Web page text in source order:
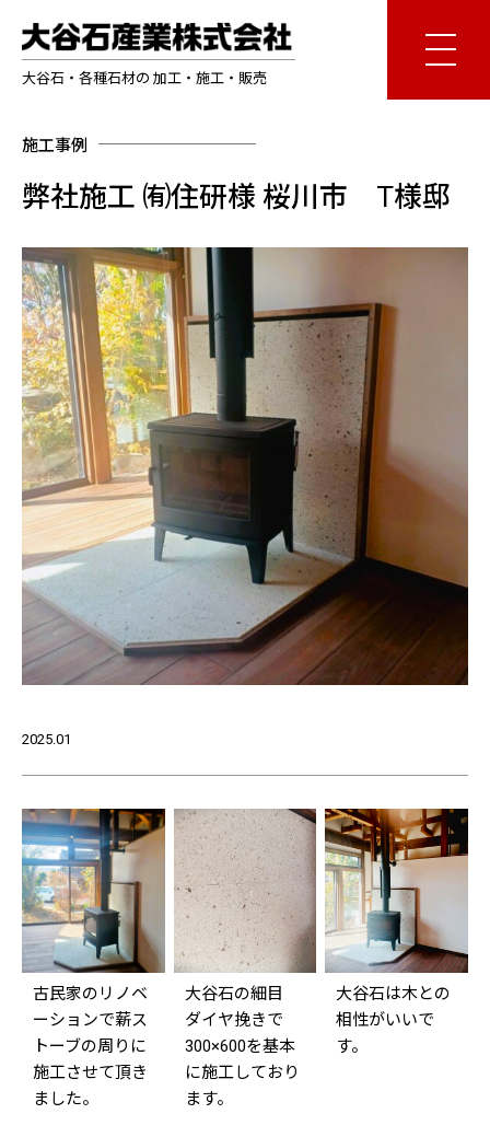
大谷石・各種石材の 加工・施工・販売
施工事例
弊社施工 ㈲住研様 桜川市 T様邸
2025.01
古民家のリノベ
ーションで薪ス
トーブの周りに
施工させて頂き
ました。
大谷石の細目
ダイヤ挽きで
300×600を基本
に施工しており
ます。
大谷石は木との
相性がいいで
す。